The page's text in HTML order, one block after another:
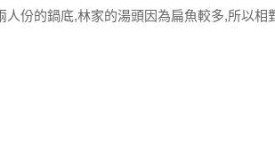
人份的鍋底,林家的湯頭因為扁魚較多,所以相